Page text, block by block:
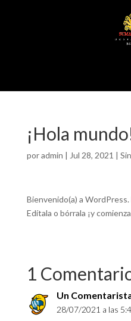
¡Hola
poradmin | Jul 28, 2021 |
Bienvenido(a) a
Edítala o bórrala ¡y
1
Un
28/07/2021 a las